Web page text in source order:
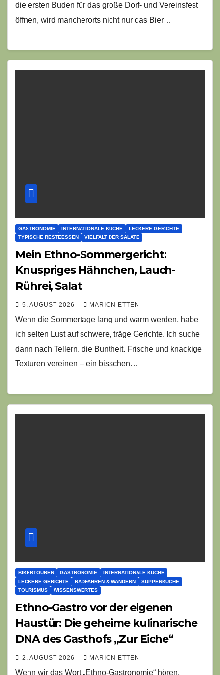
die ersten Buden für das große Dorf- und Vereinsfest
öffnen, wird mancherorts nicht nur das Bier…
GASTRONOMIE INTERNATIONALE KÜCHE
LECKERE GERICHTE
TYPISCHE RESTEESSEN
VIELFALT DER SALATE
Mein Ethno-Sommergericht:
Knuspriges Hähnchen, Lauch-
Rührei, Salat
5. AUGUST 2026 MARION ETTEN
Wenn die Sommertage lang und warm werden, habe
ich selten Lust auf schwere, träge Gerichte. Ich suche
dann nach Tellern, die Buntheit, Frische und knackige
Texturen vereinen – ein bisschen…
BIKERTOUREN GASTRONOMIE
INTERNATIONALE KÜCHE
LECKERE GERICHTE
RADFAHREN & WANDERN
SUPPENKÜCHE
TOURISMUS
WISSENSWERTES
Ethno-Gastro vor der eigenen
Haustür: Die geheime kulinarische
DNA des Gasthofs „Zur Eiche“
2. AUGUST 2026 MARION ETTEN
Wenn wir das Wort „Ethno-Gastronomie“ hören,